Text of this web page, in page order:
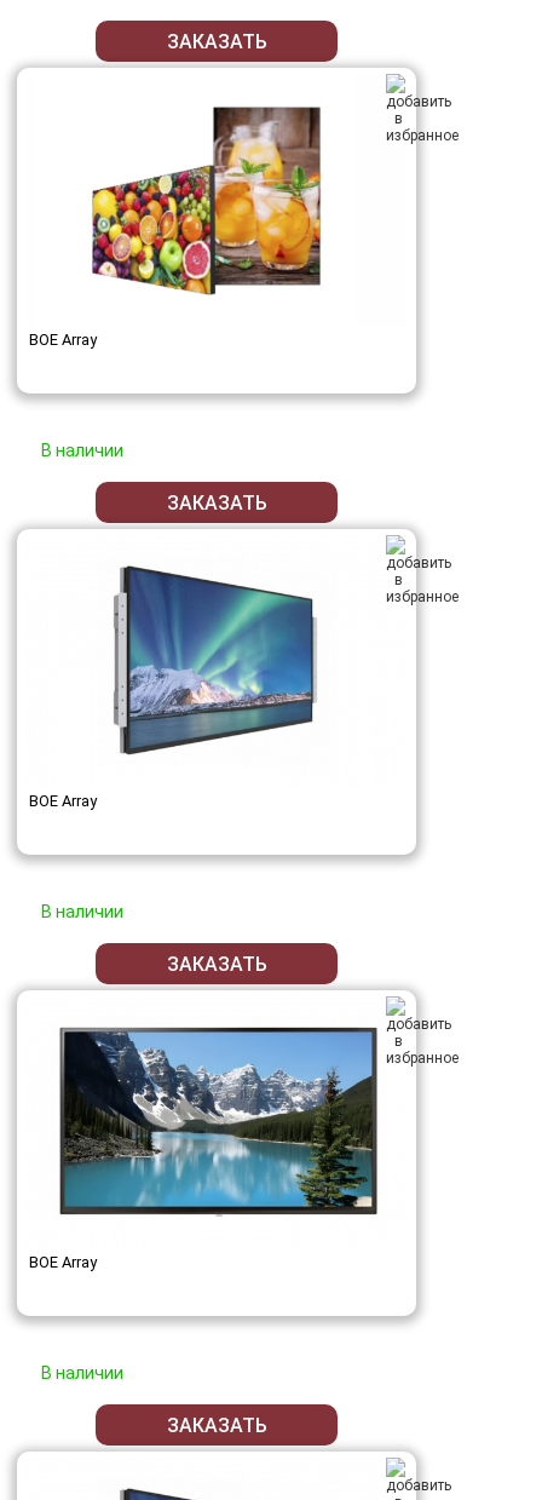
ЗАКАЗАТЬ
BOE Array
В наличии
ЗАКАЗАТЬ
BOE Array
В наличии
ЗАКАЗАТЬ
BOE Array
В наличии
ЗАКАЗАТЬ